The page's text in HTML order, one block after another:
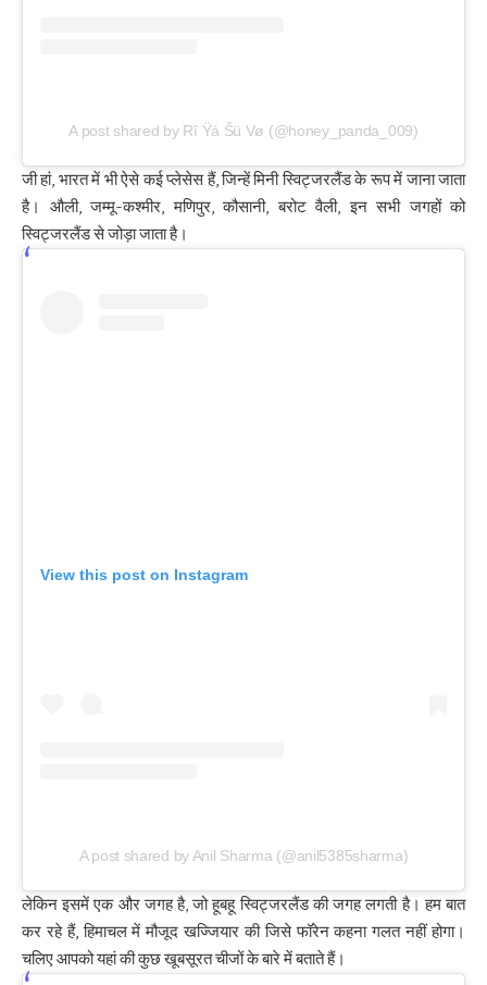
A post shared by Rî Ÿá Šü Vø (@honey_panda_009)
जी हां, भारत में भी ऐसे कई प्लेसेस हैं, जिन्हें मिनी स्विट्जरलैंड के रूप में जाना जाता
है। औली, जम्मू-कश्मीर, मणिपुर, कौसानी, बरोट वैली, इन सभी जगहों को
स्विट्जरलैंड से जोड़ा जाता है।
View this post on Instagram
A post shared by Anil Sharma (@anil5385sharma)
लेकिन इसमें एक और जगह है, जो हूबहू स्विट्जरलैंड की जगह लगती है। हम बात
कर रहे हैं, हिमाचल में मौजूद खज्जियार की जिसे फॉरेन कहना गलत नहीं होगा।
चलिए आपको यहां की कुछ खूबसूरत चीजों के बारे में बताते हैं।